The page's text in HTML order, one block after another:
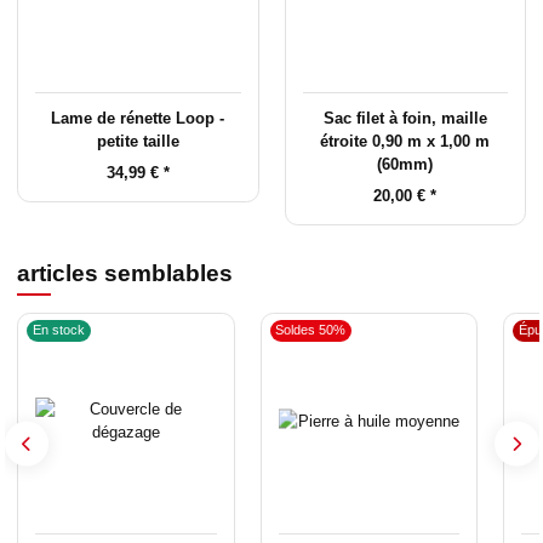
Lame de rénette Loop -
petite taille
34,99 € *
Sac filet à foin, maille
étroite 0,90 m x 1,00 m
(60mm)
20,00 €*
articles semblables
En stock Soldes 50%